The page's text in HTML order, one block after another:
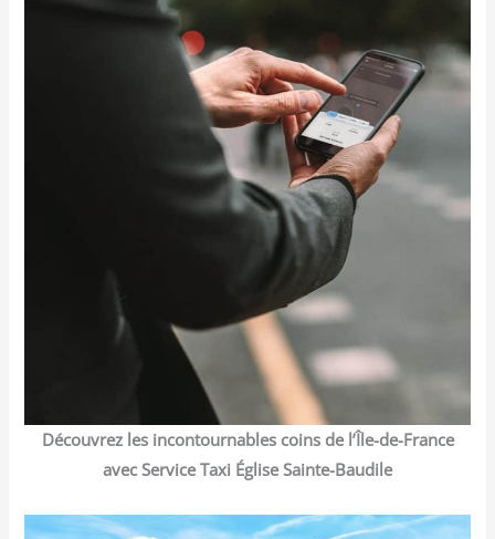
Découvrez les incontournables coins de l’Île-de-France
avec Service Taxi Église Sainte-Baudile